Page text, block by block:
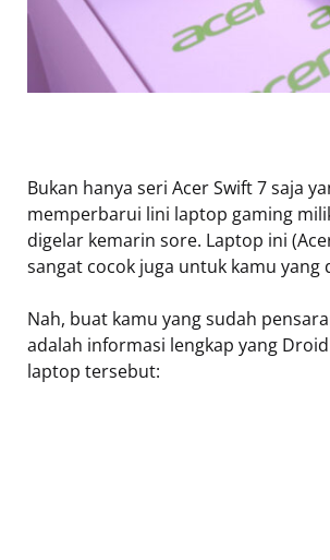
Bukan hanya seri Acer Swift 7 saja
memperbarui lini laptop gaming
digelar kemarin sore. Laptop ini
sangat cocok juga untuk kamu yang
Nah, buat kamu yang sudah
adalah informasi lengkap yang
laptop tersebut: